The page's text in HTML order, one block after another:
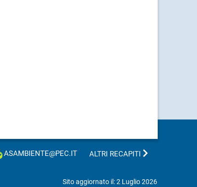
ASAMBIENTE@PEC.IT ALTRI RECAPITI
Sito aggiornato il: 2 Luglio 2026